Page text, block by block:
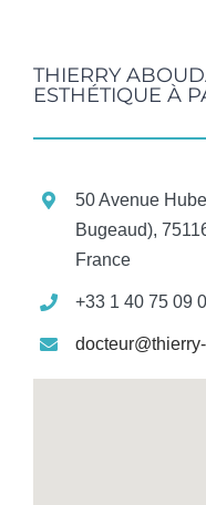
THIERRY
ESTHÉTIQUE À
50 Avenue
Bugeaud),
France
+33 1 40 75 09